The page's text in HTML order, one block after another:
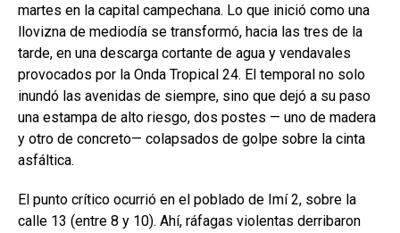
martes en la capital campechana. Lo que inició como una
llovizna de mediodía se transformó, hacia las tres de la
tarde, en una descarga cortante de agua y vendavales
provocados por la Onda Tropical 24. El temporal no solo
inundó las avenidas de siempre, sino que dejó a su paso
una estampa de alto riesgo, dos postes — uno de madera
y otro de concreto— colapsados de golpe sobre la cinta
asfáltica.
El punto crítico ocurrió en el poblado de Imí 2, sobre la
calle 13 (entre 8 y 10). Ahí, ráfagas violentas derribaron